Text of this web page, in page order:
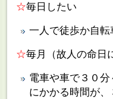
☆毎日したい
一人で徒歩か自
☆毎月（故人の命日
電車や車で３０
にかかる時間が